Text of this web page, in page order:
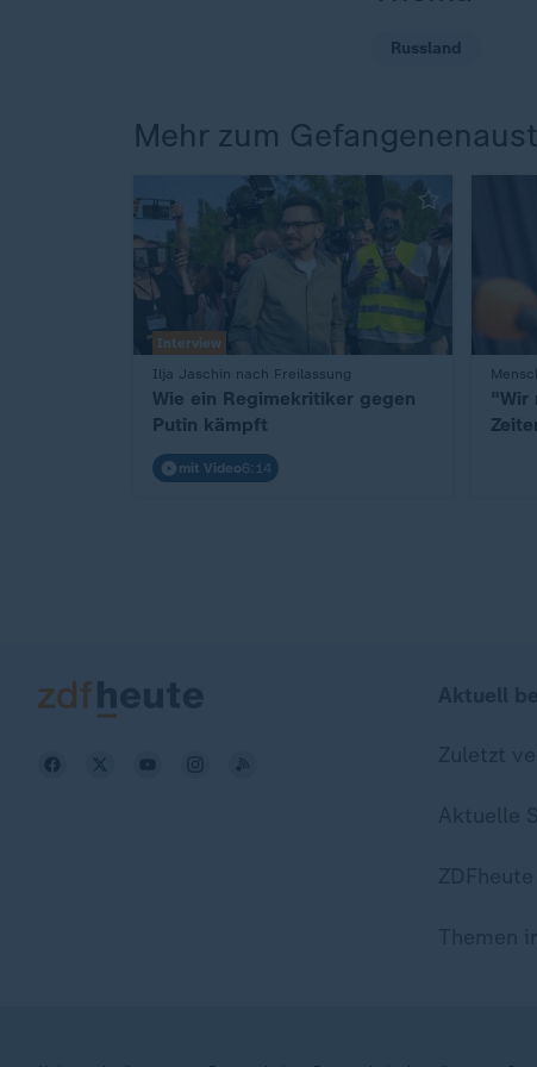
Russland
Mehr zum
Interview
Ilja Jaschin nach Freilassung
:
Wie ein Regimekritiker gegen
Putin kämpft
mit Video6:14
:
"Wir